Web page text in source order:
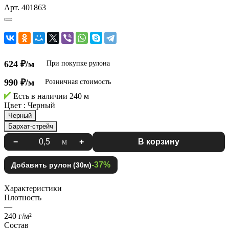
Арт. 401863
624 ₽/м При покупке рулона
990 ₽/м Розничная стоимость
Есть в наличии 240 м
Цвет : Черный
Черный
Бархат-стрейч
− м + В корзину
Добавить рулон (30м)-37%
Характеристики
Плотность
—
240 г/м²
Состав